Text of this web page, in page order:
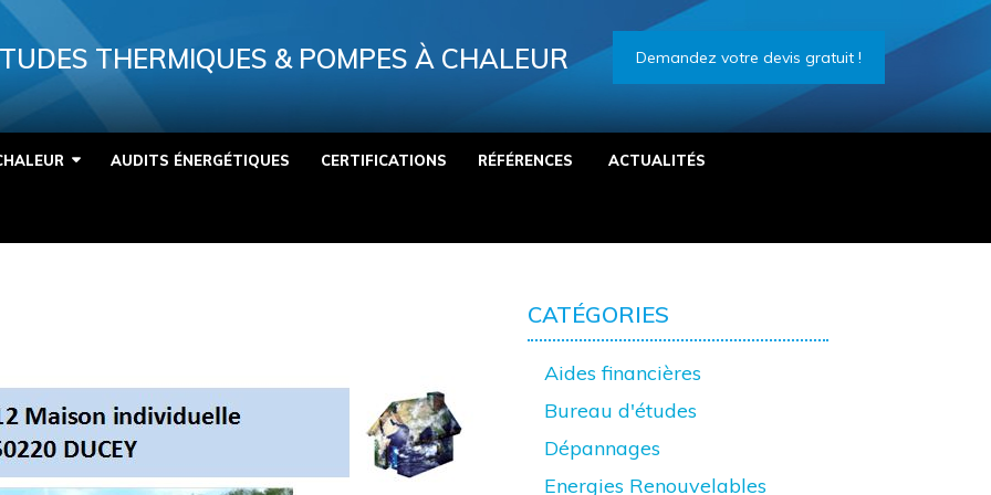
Demandez votre devis gratuit !
THERMIQUES & POMPES À CHALEUR
AUDITS ÉNERGÉTIQUES CERTIFICATIONS RÉFÉRENCES ACTUALITÉS
CATÉGORIES
Aides financières
Bureau d'études
Dépannages
Energies Renouvelables